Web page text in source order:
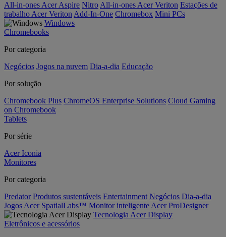
All-in-ones Acer Aspire Nitro All-in-ones Acer Veriton Estações de
trabalho Acer Veriton Add-In-One Chromebox Mini PCs
Windows
Chromebooks
Por categoria
Negócios Jogos na nuvem Dia-a-dia Educação
Por solução
Chromebook Plus ChromeOS Enterprise Solutions Cloud Gaming
on Chromebook
Tablets
Por série
Acer Iconia
Monitores
Por categoria
Predator Produtos sustentáveis Entertainment Negócios Dia-a-dia
Jogos Acer SpatialLabs™ Monitor inteligente Acer ProDesigner
Tecnologia Acer Display
Eletrônicos e acessórios